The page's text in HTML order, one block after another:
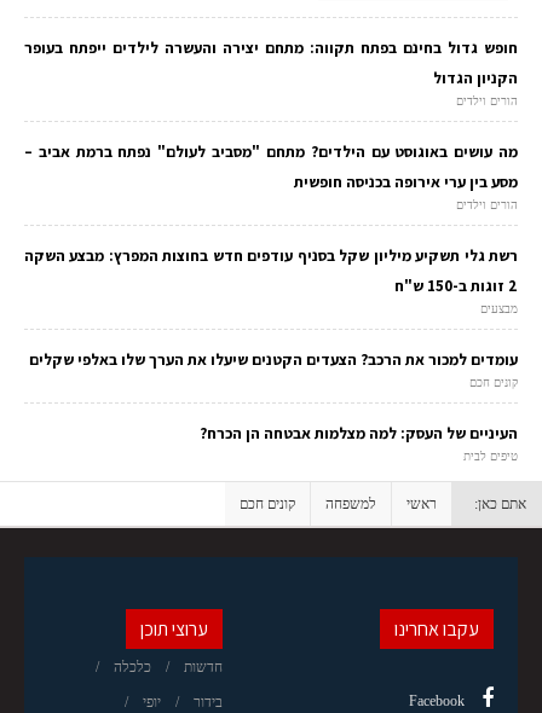
חופש גדול בחינם בפתח תקווה: מתחם יצירה והעשרה לילדים ייפתח בעופר
הקניון הגדול
הורים וילדים
מה עושים באוגוסט עם הילדים? מתחם "מסביב לעולם" נפתח ברמת אביב –
מסע בין ערי אירופה בכניסה חופשית
הורים וילדים
רשת גלי תשקיע מיליון שקל בסניף עודפים חדש בחוצות המפרץ: מבצע השקה
2 זוגות ב-150 ש"ח
מבצעים
עומדים למכור את הרכב? הצעדים הקטנים שיעלו את הערך שלו באלפי שקלים
קונים חכם
העיניים של העסק: למה מצלמות אבטחה הן הכרח?
טיפים לבית
אתם כאן: ראשי למשפחה קונים חכם
ערוצי תוכן
חדשות כלכלה
בידור יופי
עקבו אחרינו
Facebook